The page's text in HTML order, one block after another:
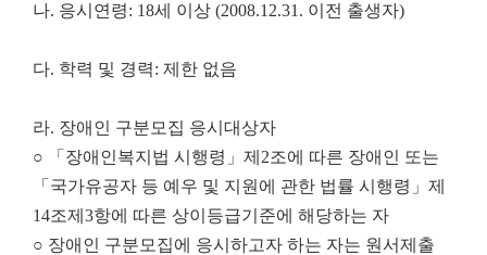
나. 응시연령: 18세 이상 (2008.12.31. 이전 출생자)
다. 학력 및 경력: 제한 없음
라. 장애인 구분모집 응시대상자
○ 「장애인복지법 시행령」제2조에 따른 장애인 또는
「국가유공자 등 예우 및 지원에 관한 법률 시행령」제
14조제3항에 따른 상이등급기준에 해당하는 자
○ 장애인 구분모집에 응시하고자 하는 자는 원서제출